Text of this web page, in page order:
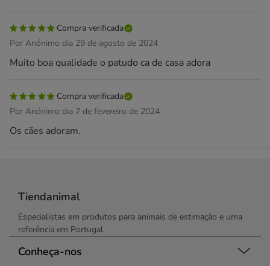
Compra verificada
Por Anónimo dia 29 de agosto de 2024
Muito boa qualidade o patudo ca de casa adora
Compra verificada
Por Anónimo dia 7 de fevereiro de 2024
Os cães adoram.
Tiendanimal
Especialistas em produtos para animais de estimação e uma
referência em Portugal.
Conheça-nos